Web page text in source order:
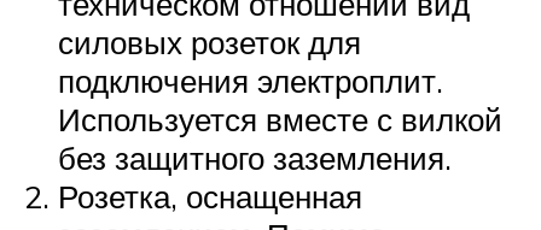
силовых розеток для
подключения электроплит.
Используется вместе с вилкой
без защитного заземления.
Розетка, оснащенная